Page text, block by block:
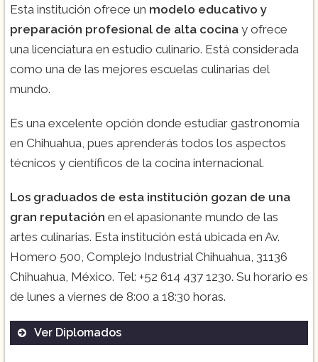
Esta institución ofrece un modelo educativo y
preparación profesional de alta cocina y ofrece
una licenciatura en estudio culinario. Está considerada
como una de las mejores escuelas culinarias del
mundo.
Es una excelente opción donde estudiar gastronomía
en Chihuahua, pues aprenderás todos los aspectos
técnicos y científicos de la cocina internacional.
Los graduados de esta institución gozan de una
gran reputación en el apasionante mundo de las
artes culinarias. Esta institución está ubicada en Av.
Homero 500, Complejo Industrial Chihuahua, 31136
Chihuahua, México. Tel: +52 614 437 1230. Su horario es
de lunes a viernes de 8:00 a 18:30 horas.
Ver Diplomados